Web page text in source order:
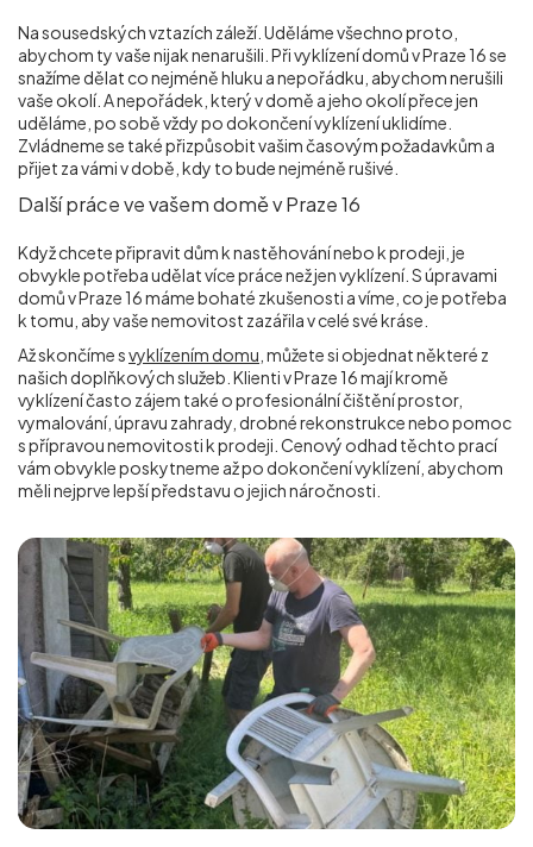
Na sousedských vztazích záleží. Uděláme všechno proto,
abychom ty vaše nijak nenarušili. Při vyklízení domů v Praze 16 se
snažíme dělat co nejméně hluku a nepořádku, abychom nerušili
vaše okolí. A nepořádek, který v domě a jeho okolí přece jen
uděláme, po sobě vždy po dokončení vyklízení uklidíme.
Zvládneme se také přizpůsobit vašim časovým požadavkům a
přijet za vámi v době, kdy to bude nejméně rušivé.
Další práce ve vašem domě v Praze 16
Když chcete připravit dům k nastěhování nebo k prodeji, je
obvykle potřeba udělat více práce než jen vyklízení. S úpravami
domů v Praze 16 máme bohaté zkušenosti a víme, co je potřeba
k tomu, aby vaše nemovitost zazářila v celé své kráse.
Až skončíme svyklízením domu , můžete si objednat některé z
našich doplňkových služeb. Klienti v Praze 16 mají kromě
vyklízení často zájem také o profesionální čištění prostor,
vymalování, úpravu zahrady, drobné rekonstrukce nebo pomoc
s přípravou nemovitosti k prodeji. Cenový odhad těchto prací
vám obvykle poskytneme až po dokončení vyklízení, abychom
měli nejprve lepší představu o jejich náročnosti.